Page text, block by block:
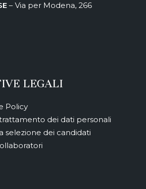
– Via per Modena, 266
LEGALI
Policy
dei dati personali
selezione dei candidati